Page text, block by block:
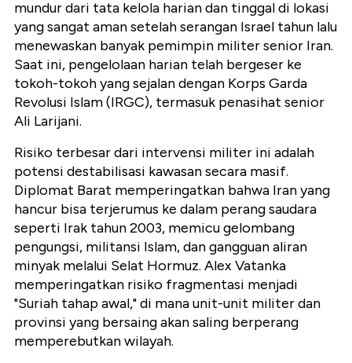
mundur dari tata kelola harian dan tinggal di lokasi
yang sangat aman setelah serangan Israel tahun lalu
menewaskan banyak pemimpin militer senior Iran.
Saat ini, pengelolaan harian telah bergeser ke
tokoh-tokoh yang sejalan dengan Korps Garda
Revolusi Islam (IRGC), termasuk penasihat senior
Ali Larijani.
Risiko terbesar dari intervensi militer ini adalah
potensi destabilisasi kawasan secara masif.
Diplomat Barat memperingatkan bahwa Iran yang
hancur bisa terjerumus ke dalam perang saudara
seperti Irak tahun 2003, memicu gelombang
pengungsi, militansi Islam, dan gangguan aliran
minyak melalui Selat Hormuz. Alex Vatanka
memperingatkan risiko fragmentasi menjadi
"Suriah tahap awal," di mana unit-unit militer dan
provinsi yang bersaing akan saling berperang
memperebutkan wilayah.